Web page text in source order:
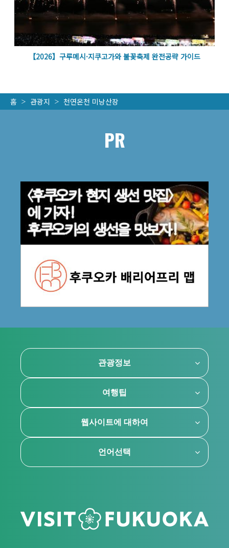
【2026】구루메시·지쿠고가와 불꽃축제 완전공략 가이드
홈 관광지 천연온천 미낭산장
PR
관광정보
여행팁
웹사이트에 대하여
언어선택